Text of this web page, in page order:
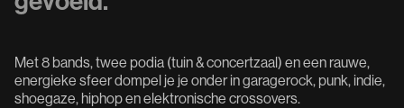
Met 8 bands, twee podia (tuin & concertzaal) en een rauwe,
energieke sfeer dompel je je onder in garagerock, punk, indie,
shoegaze, hiphop en elektronische crossovers.